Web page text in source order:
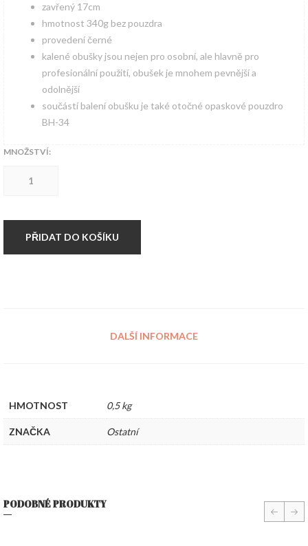
zavřený 17cm
hmotnost 340g bez pouzdra
provedení černé
kalené obušky jsou nejen pro osobní, ale hlavně pro
profesionální použití, obušek je mnohem pevnější a
odolnější
součástí balení obušku je také otočné opaskové pouzdro
BH-34
MNOŽSTVÍ:
obušek
množství
PŘIDAT DO KOŠÍKU
DALŠÍ INFORMACE
HMOTNOST 0,5 kg
ZNAČKA Ostatní
PODOBNÉ PRODUKTY prev